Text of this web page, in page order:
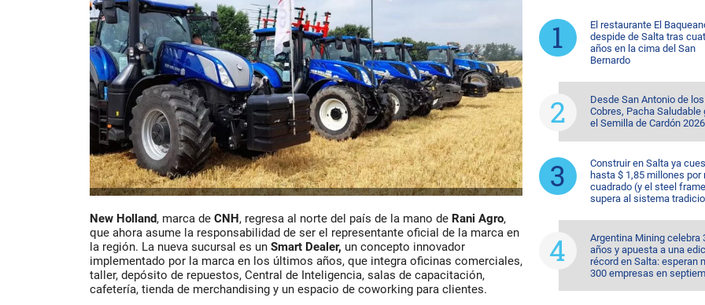
New Holland, marca de CNH, regresa al norte del país de la mano de Rani Agro,
que ahora asume la responsabilidad de ser el representante oficial de la marca en
la región. La nueva sucursal es un Smart Dealer, un concepto innovador
implementado por la marca en los últimos años, que integra oficinas comerciales,
taller, depósito de repuestos, Central de Inteligencia, salas de capacitación,
cafetería, tienda de merchandising y un espacio de coworking para clientes.
El restaurante El
despide de Salta tras
años en la cima del San
Bernardo
Desde San Antonio de los
Cobres, Pacha Saludable
el Semilla de Cardón 2026
Construir en Salta ya
hasta $ 1,85 millones por
cuadrado (y el steel frame
supera al sistema
Argentina Mining celebra
años y apuesta a una
récord en Salta: esperan
300 empresas en